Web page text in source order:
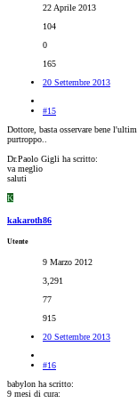
22 Aprile 2013
104
0
165
20 Settembre 2013
#15
Dottore, basta osservare bene
purtroppo..
Dr.Paolo Gigli ha scritto:
va meglio
saluti
K
kakaroth86
Utente
9 Marzo 2012
3,291
77
915
20 Settembre 2013
#16
babylon ha scritto:
9 mesi di cura: